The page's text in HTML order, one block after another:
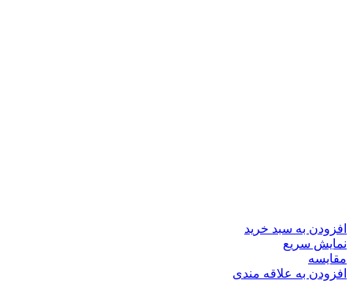
افزودن به سبد خرید
نمایش سریع
مقايسه
افزودن به علاقه مندی